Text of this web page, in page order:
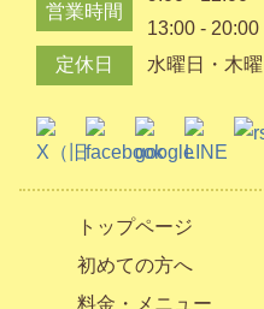
営業時間
13:00 - 20:00
定休日
水曜日・木曜
トップページ
初めての方へ
料金・メニュー